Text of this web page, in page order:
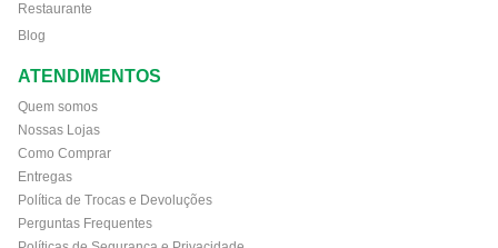
Restaurante
Blog
ATENDIMENTOS
Quem somos
Nossas Lojas
Como Comprar
Entregas
Política de Trocas e Devoluções
Perguntas Frequentes